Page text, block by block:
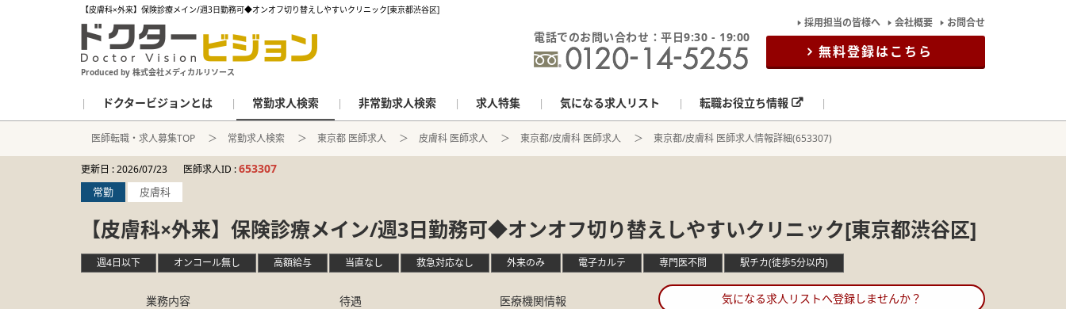
【皮膚科×外来】保険診療メイン/週3日勤務可◆オンオフ切り替えしやすいクリニック[東京都渋谷区]
Produced by 株式会社メディカルリソース
電話でのお問い合わせ：平日9:30 - 19:00
採用担当の皆様へ 会社概要 お問合せ
無料登録はこちら
ドクタービジョンとは 常勤求人検索 非常勤求人検索 求人特集 気になる求人リスト 転職お役立ち情報
医師転職・求人募集TOP 常勤求人検索 東京都 医師求人 皮膚科 医師求人 東京都/皮膚科 医師求人 東京都/皮膚科 医師求人情報詳細(653307)
更新日 :2026/07/23 医師求人ID :653307
常勤 皮膚科
【皮膚科×外来】保険診療メイン/週3日勤務可◆オンオフ切り替えしやすいクリニック[東京都渋谷区]
週4日以下 オンコール無し 高額給与 当直なし 救急対応なし 外来のみ 電子カルテ 専門医不問 駅チカ(徒歩5分以内)
業務内容 待遇 医療機関情報 気になる求人リストへ登録しませんか？